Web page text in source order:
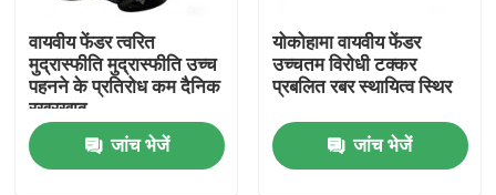
हमारे बारे में
कारखाना भ्रमण
गुणवत्ता नियंत्रण
वायवीय फेंडर त्वरित
मुद्रास्फीति मुद्रास्फीति उच्च
पहनने के प्रतिरोध कम दैनिक
रखरखाव
जांच भेजें
योकोहामा वायवीय फेंडर
उच्चतम विरोधी टक्कर
प्रबलित रबर स्थायित्व स्थिर
जांच भेजें